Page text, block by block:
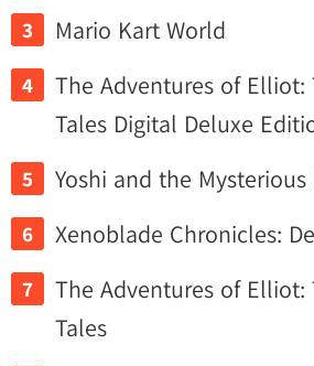
Mario Kart World
The Adventures of
Tales Digital Deluxe
Yoshi and the
Xenoblade Chronicles:
The Adventures of
Tales